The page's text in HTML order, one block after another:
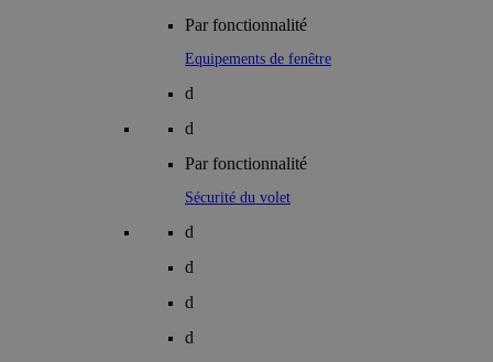
Par fonctionnalité
Equipements de fenêtre
d
d
Par fonctionnalité
Sécurité du volet
d
d
d
d